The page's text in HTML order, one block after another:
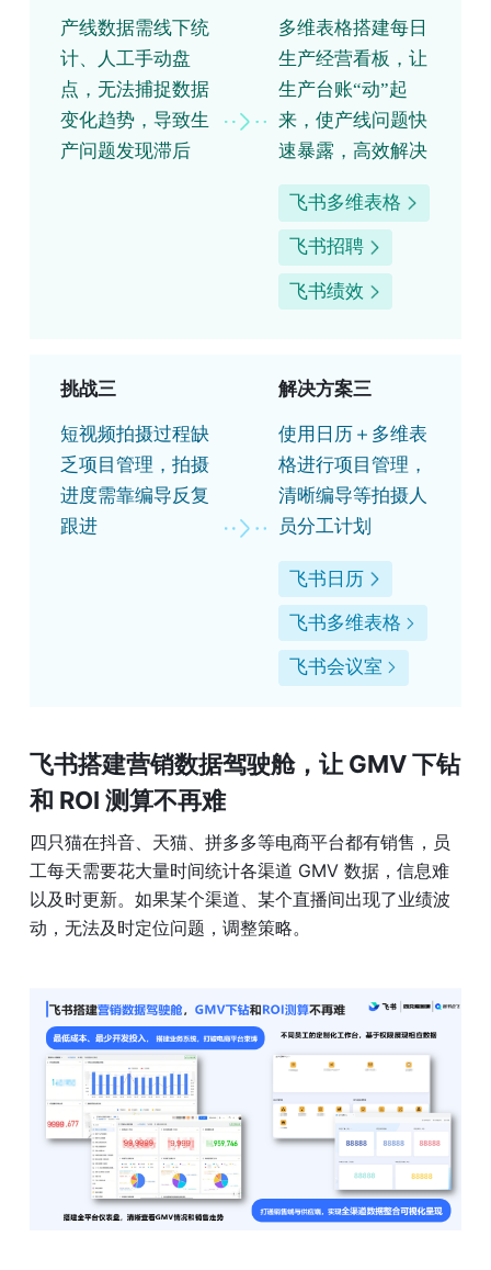
产线数据需线下统
计、人工手动盘
点，无法捕捉数据
变化趋势，导致生
产问题发现滞后
多维表格搭建每日
生产经营看板，让
生产台账“动”起
来，使产线问题快
速暴露，高效解决
飞书多维表格
飞书招聘
飞书绩效
挑战三
短视频拍摄过程缺
乏项目管理，拍摄
进度需靠编导反复
跟进
解决方案三
使用日历＋多维表
格进行项目管理，
清晰编导等拍摄人
员分工计划
飞书日历
飞书多维表格
飞书会议室
飞书搭建营销数据驾驶舱，让 GMV 下钻
和 ROI 测算不再难
四只猫在抖音、天猫、拼多多等电商平台都有销售，员
工每天需要花大量时间统计各渠道 GMV 数据，信息难
以及时更新。如果某个渠道、某个直播间出现了业绩波
动，无法及时定位问题，调整策略。